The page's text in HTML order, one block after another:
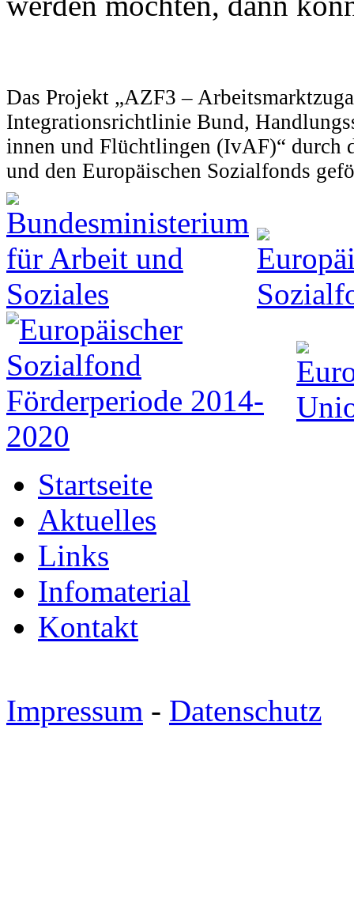
Das Projekt „AZF3 –
Integrationsrichtlinie Bund,
innen und Flüchtlingen (IvAF)“ durch
und den Europäischen Sozialfonds
Startseite
Aktuelles
Links
Infomaterial
Kontakt
Impressum - Datenschutz